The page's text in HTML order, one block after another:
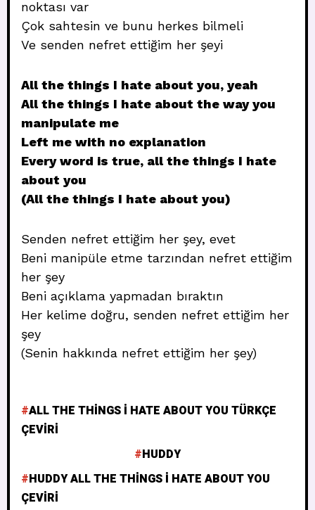
noktası var
Çok sahtesin ve bunu herkes bilmeli
Ve senden nefret ettiğim her şeyi
All the things I hate about you, yeah
All the things I hate about the way you
manipulate me
Left me with no explanation
Every word is true, all the things I hate
about you
(All the things I hate about you)
Senden nefret ettiğim her şey, evet
Beni manipüle etme tarzından nefret ettiğim
her şey
Beni açıklama yapmadan bıraktın
Her kelime doğru, senden nefret ettiğim her
şey
(Senin hakkında nefret ettiğim her şey)
ALL THE THINGS I HATE ABOUT YOU TÜRKÇE
ÇEVIRI
HUDDY
HUDDY ALL THE THINGS I HATE ABOUT YOU
ÇEVIRI